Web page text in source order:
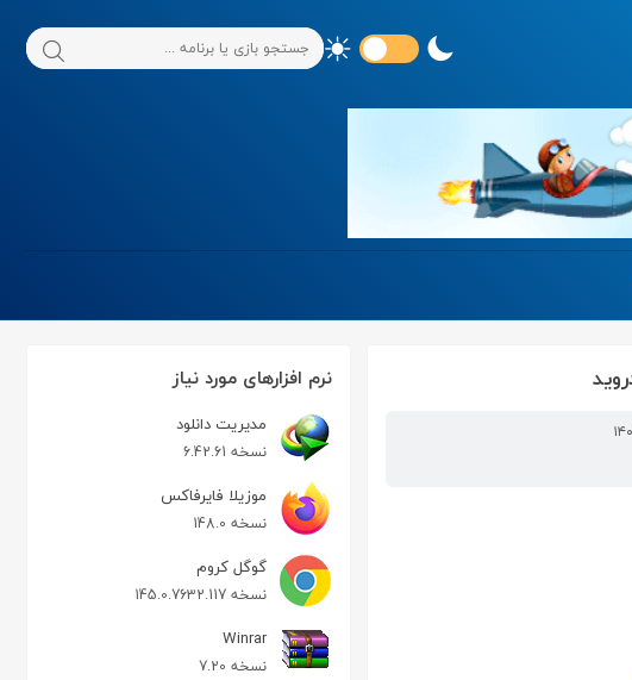
نرم افزارهای مورد نیاز
مدیریت دانلود
نسخه 6.42.61
موزیلا فایرفاکس
نسخه 148.0
گوگل کروم
نسخه 145.0.7632.117
Winrar
نسخه 7.20